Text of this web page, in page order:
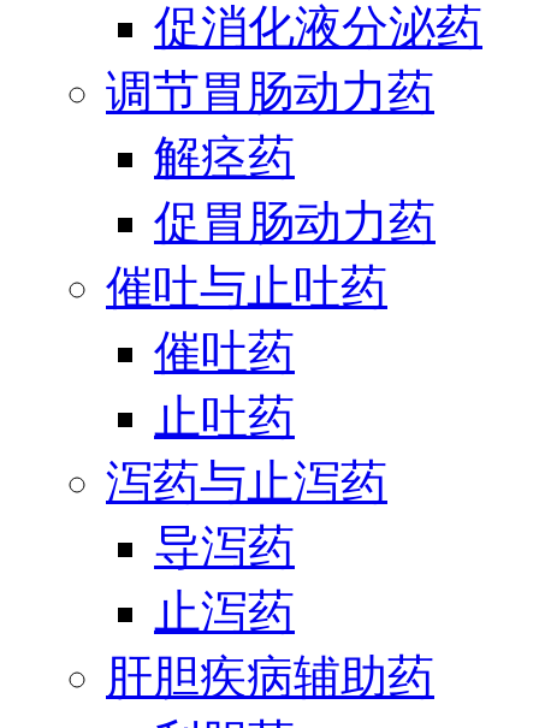
促消化液分泌药
调节胃肠动力药
解痉药
促胃肠动力药
催吐与止吐药
催吐药
止吐药
泻药与止泻药
导泻药
止泻药
肝胆疾病辅助药